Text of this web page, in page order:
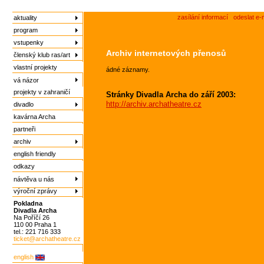
aktuality
program
vstupenky
členský klub ras/art
vlastní projekty
vá názor
projekty v zahraničí
divadlo
kavárna Archa
partneři
archiv
english friendly
odkazy
návtěva u nás
výroční zprávy
Pokladna
Divadla Archa
Na Poříčí 26
110 00 Praha 1
tel.: 221 716 333
ticket@archatheatre.cz
english
zasílání informací odeslat e-
Archiv internetových přenosů
ádné záznamy.
Stránky Divadla Archa do září 2003:
http://archiv.archatheatre.cz